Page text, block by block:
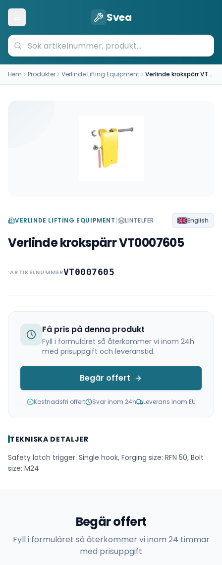
Öppna meny Svea
Hem Produkter Verlinde Lifting Equipment Verlinde krokspärr VT0007605
VERLINDE LIFTING EQUIPMENT | LINTELFER English
Verlinde krokspärr VT0007605
ARTIKELNUMMERVT0007605
Få pris på denna produkt
Fyll i formuläret så återkommer vi inom 24h
med prisuppgift och leveranstid.
Begär offert
Kostnadsfri offert Svar inom 24h Leverans inom EU
TEKNISKA DETALJER
Safety latch trigger. Single hook, Forging size: RFN 50, Bolt
size: M24
Begär offert
Fyll i formuläret så återkommer vi inom 24 timmar
med prisuppgift